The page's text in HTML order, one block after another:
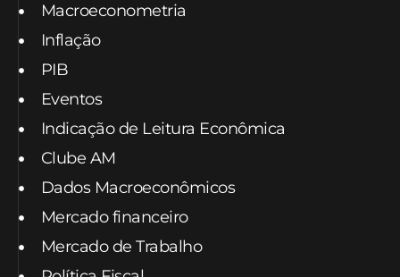
Macroeconometria
Inflação
PIB
Eventos
Indicação de Leitura Econômica
Clube AM
Dados Macroeconômicos
Mercado financeiro
Mercado de Trabalho